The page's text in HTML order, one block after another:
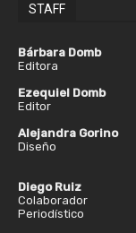
STAFF
Bárbara Domb
Editora
Ezequiel Domb
Editor
Alejandra Gorino
Diseño
Diego Ruiz
Colaborador
Periodístico